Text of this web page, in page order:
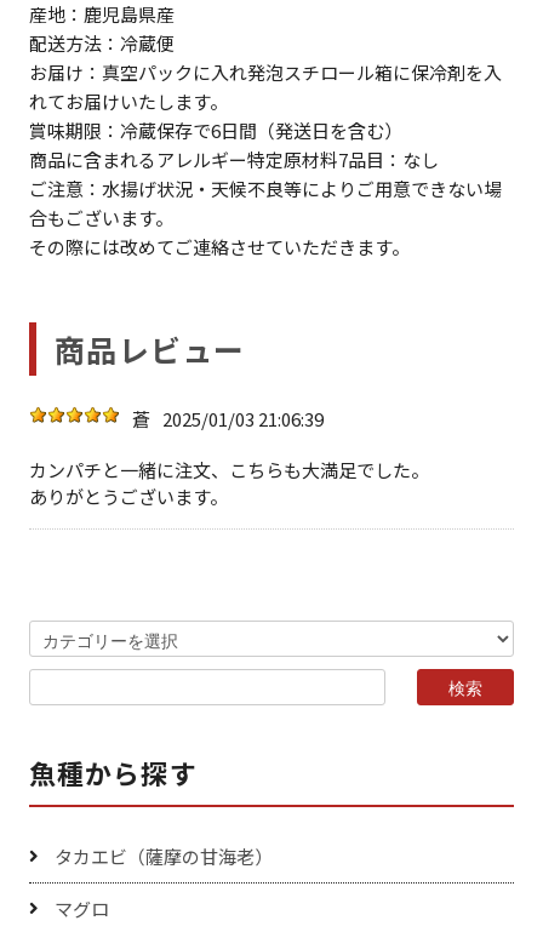
産地：鹿児島県産
配送方法：冷蔵便
お届け：真空パックに入れ発泡スチロール箱に保冷剤を入
れてお届けいたします。
賞味期限：冷蔵保存で6日間（発送日を含む）
商品に含まれるアレルギー特定原材料7品目：なし
ご注意：水揚げ状況・天候不良等によりご用意できない場
合もございます。
その際には改めてご連絡させていただきます。
商品レビュー
蒼 2025/01/03 21:06:39
カンパチと一緒に注文、こちらも大満足でした。
ありがとうございます。
魚種から探す
タカエビ（薩摩の甘海老）
マグロ